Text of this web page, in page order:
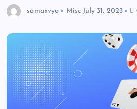
samanvya Misc July 31, 2023